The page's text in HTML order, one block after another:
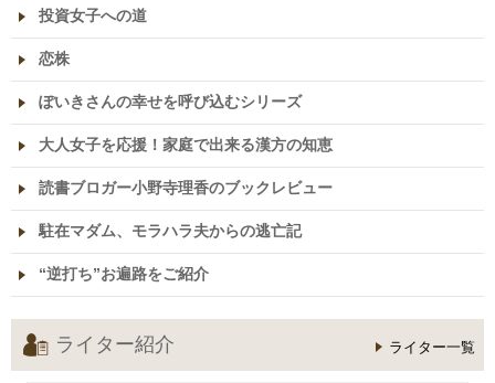
投資女子への道
恋株
ぽいきさんの幸せを呼び込むシリーズ
大人女子を応援！家庭で出来る漢方の知恵
読書ブロガー小野寺理香のブックレビュー
駐在マダム、モラハラ夫からの逃亡記
“逆打ち”お遍路をご紹介
ライター紹介 ライター一覧